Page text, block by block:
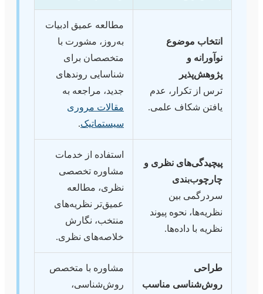
انتخاب موضوع
نوآورانه و
پژوهش‌پذیر
ترس از تکرار، عدم
یافتن شکاف علمی.
مطالعه عمیق ادبیات
به‌روز، مشورت با
متخصصان برای
شناسایی روندهای
جدید، مراجعه به
مقالات مروری
سیستماتیک.
پیچیدگی‌های نظری و
چارچوب‌بندی
سردرگمی بین
نظریه‌ها، نحوه پیوند
نظریه با داده‌ها.
استفاده از خدمات
مشاوره تخصصی
نظری، مطالعه
عمیق‌تر نظریه‌های
منتخب، نگارش
خلاصه‌های نظری.
طراحی
روش‌شناسی مناسب
مشاوره با متخصص
روش‌شناسی،